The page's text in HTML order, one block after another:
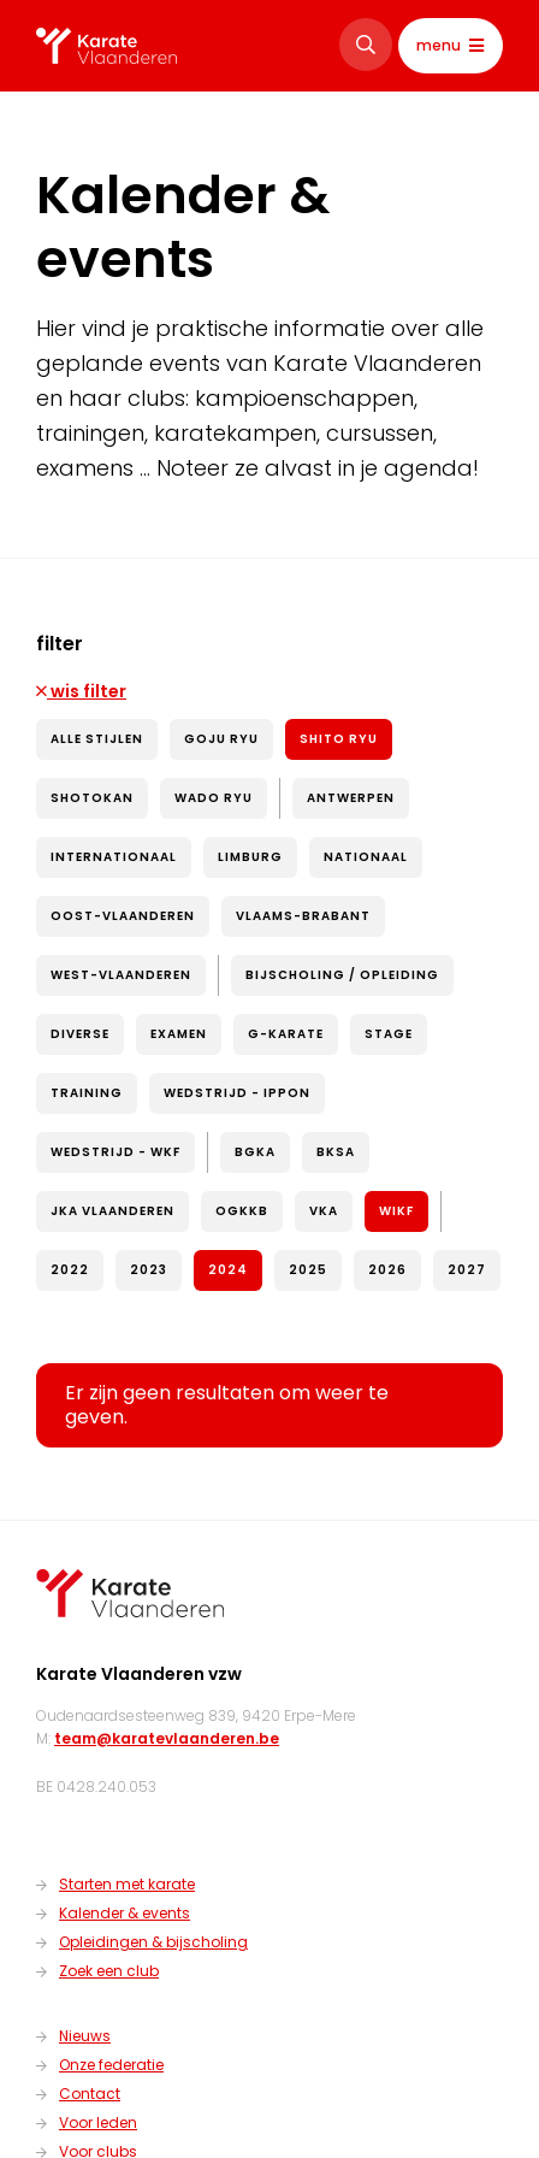
menu
Kalender &
events
Hier vind je praktische informatie over alle
geplande events van Karate Vlaanderen
en haar clubs: kampioenschappen,
trainingen, karatekampen, cursussen,
examens … Noteer ze alvast in je agenda!
filter
wis filter
ALLE STIJLEN GOJU RYU SHITO RYU
SHOTOKAN WADO RYU ANTWERPEN
INTERNATIONAAL LIMBURG NATIONAAL
OOST-VLAANDEREN VLAAMS-BRABANT
WEST-VLAANDEREN BIJSCHOLING / OPLEIDING
DIVERSE EXAMEN G-KARATE STAGE
TRAINING WEDSTRIJD - IPPON
WEDSTRIJD - WKF BGKA BKSA
JKA VLAANDEREN OGKKB VKA WIKF
2022 2023 2024 2025 2026 2027
Er zijn geen resultaten om weer te
geven.
Karate Vlaanderen vzw
Oudenaardsesteenweg 839, 9420 Erpe-Mere
M: team@karatevlaanderen.be
BE 0428.240.053
Starten met karate
Kalender & events
Opleidingen & bijscholing
Zoek een club
Nieuws
Onze federatie
Contact
Voor leden
Voor clubs